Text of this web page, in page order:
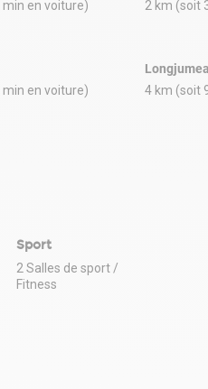
min en voiture)
2 km (soit
min en voiture)
4 km (soit
Sport
2 Salles de sport /
Fitness